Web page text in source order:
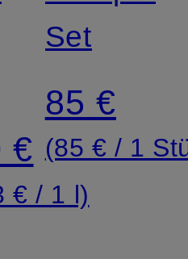
€
€ / 1 l)
Set
85 €
(85 € / 1